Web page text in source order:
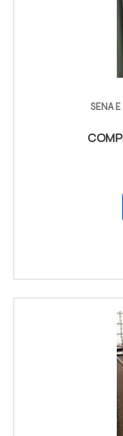
SENA E